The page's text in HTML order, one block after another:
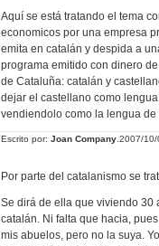
Aquí se está tratando el tema
economicos por una empresa
emita en catalán y despida a
programa emitido con dinero
de Cataluña: catalán y
dejar el castellano como
vendiendolo como la lengua de
Escrito por: Joan Company .2007/
Por parte del catalanismo se
Se dirá de ella que viviendo 30
catalán. Ni falta que hacia,
mis abuelos, pero no la suya.